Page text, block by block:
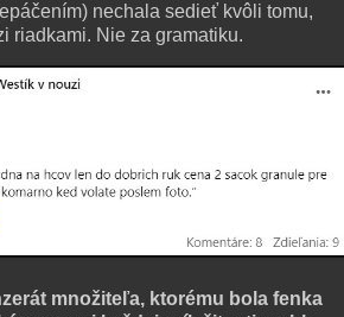
nechala sedieť kvôli tomu,
riadkami. Nie za gramatiku.
množiteľa, ktorému bola fenka